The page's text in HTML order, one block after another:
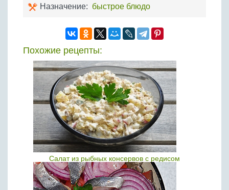
Назначение: быстрое блюдо
Похожие рецепты:
Салат из рыбных консервов с редисом